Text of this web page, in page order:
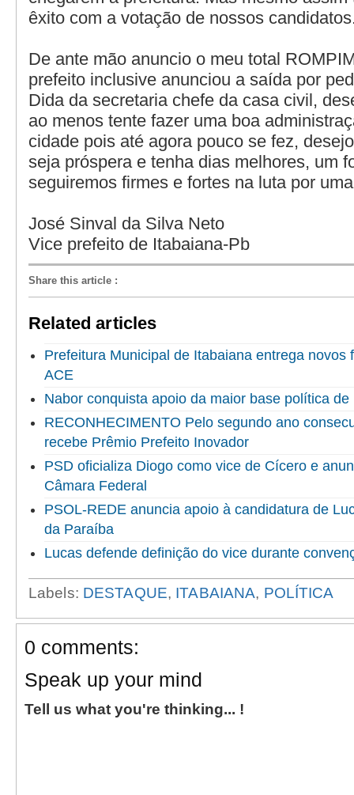
êxito com a votação de nossos
De ante mão anuncio o meu total
prefeito inclusive anunciou a saída por
Dida da secretaria chefe da casa civil,
ao menos tente fazer uma boa
cidade pois até agora pouco se fez,
seja próspera e tenha dias melhores, um
seguiremos firmes e fortes na luta por
José Sinval da Silva Neto
Vice prefeito de Itabaiana-Pb
Share this article :
Related articles
Prefeitura Municipal de Itabaiana entrega novos
ACE
Nabor conquista apoio da maior base política de
RECONHECIMENTO Pelo segundo ano
recebe Prêmio Prefeito Inovador
PSD oficializa Diogo como vice de Cícero e
Câmara Federal
PSOL-REDE anuncia apoio à candidatura de
da Paraíba
Lucas defende definição do vice durante
Labels: DESTAQUE, ITABAIANA, POLÍTICA
0 comments:
Speak up your mind
Tell us what you're thinking... !